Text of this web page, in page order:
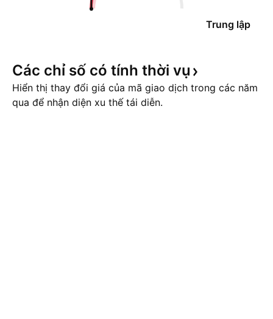
Trung lập
Các chỉ số có tính thời vụ
Hiển thị thay đổi giá của mã giao dịch trong các năm
qua để nhận diện xu thế tái diễn.